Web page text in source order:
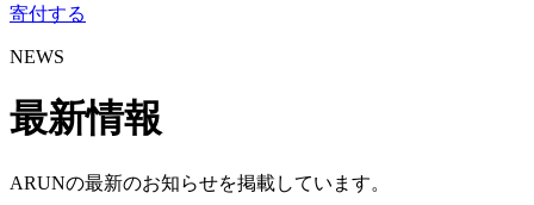
寄付する
NEWS
最新情報
ARUNの最新のお知らせを掲載しています。